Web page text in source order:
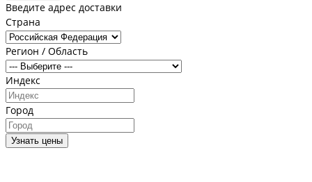
Введите адрес доставки
Страна
Регион / Область
Индекс
Город
Узнать цены